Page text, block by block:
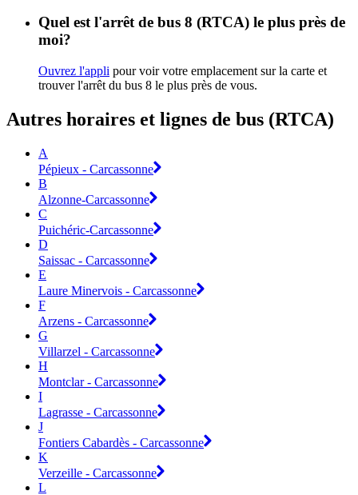
Quel est l'arrêt de bus 8 (RTCA) le plus près de
moi?
Ouvrez l'appli pour voir votre emplacement sur la carte et
trouver l'arrêt du bus 8 le plus près de vous.
Autres horaires et lignes de bus (RTCA)
A
Pépieux - Carcassonne
B
Alzonne-Carcassonne
C
Puichéric-Carcassonne
D
Saissac - Carcassonne
E
Laure Minervois - Carcassonne
F
Arzens - Carcassonne
G
Villarzel - Carcassonne
H
Montclar - Carcassonne
I
Lagrasse - Carcassonne
J
Fontiers Cabardès - Carcassonne
K
Verzeille - Carcassonne
L